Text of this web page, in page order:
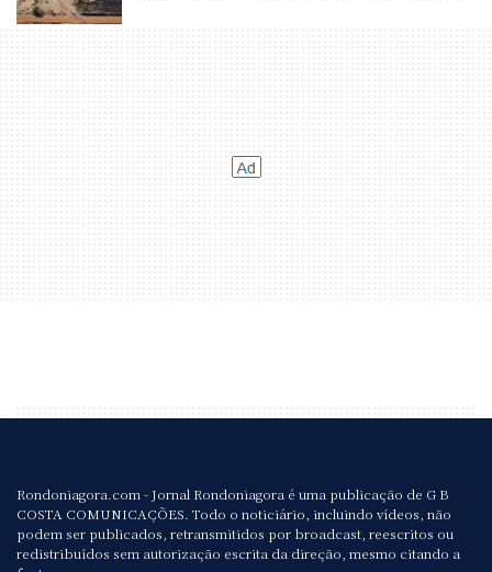
Rondoniagora.com - Jornal Rondoniagora é uma publicação de G B
COSTA COMUNICAÇÕES. Todo o noticiário, incluindo vídeos, não
podem ser publicados, retransmitidos por broadcast, reescritos ou
redistribuídos sem autorização escrita da direção, mesmo citando a